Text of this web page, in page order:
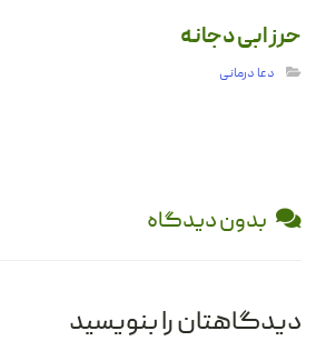
حرز ابی دجانه
دعا درمانی
بدون دیدگاه
دیدگاهتان را بنویسید